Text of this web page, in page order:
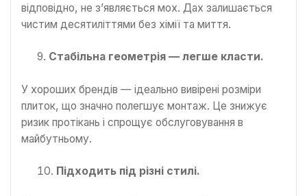
відповідно, не з’являється мох. Дах залишається
чистим десятиліттями без хімії та миття.
Стабільна геометрія — легше класти.
У хороших брендів — ідеально вивірені розміри
плиток, що значно полегшує монтаж. Це знижує
ризик протікань і спрощує обслуговування в
майбутньому.
Підходить під різні стилі.